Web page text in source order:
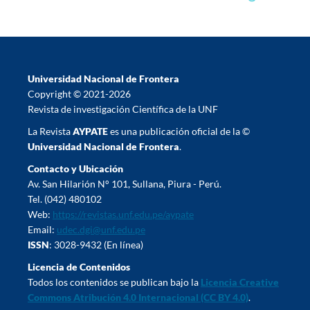
Universidad Nacional de Frontera
Copyright © 2021-2026
Revista de investigación Científica de la UNF
La RevistaAYPATEes una publicación oficial de la ©
Universidad Nacional de Frontera.
Contacto y Ubicación
Av. San Hilarión N° 101, Sullana, Piura - Perú.
Tel. (042) 480102
Web: https://revistas.unf.edu.pe/aypate
Email: udec.dgi@unf.edu.pe
ISSN: 3028-9432 (En línea)
Licencia de Contenidos
Todos los contenidos se publican bajo la Licencia Creative
Commons Atribución 4.0 Internacional (CC BY 4.0).